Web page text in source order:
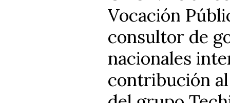
Vocación
consultor de
nacionales
contribución